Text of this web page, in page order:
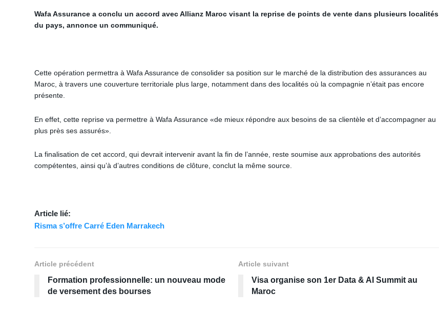
Wafa Assurance a conclu un accord avec Allianz Maroc visant la reprise de points de vente dans plusieurs localités
du pays, annonce un communiqué.
Cette opération permettra à Wafa Assurance de consolider sa position sur le marché de la distribution des assurances au
Maroc, à travers une couverture territoriale plus large, notamment dans des localités où la compagnie n’était pas encore
présente.
En effet, cette reprise va permettre à Wafa Assurance «de mieux répondre aux besoins de sa clientèle et d’accompagner au
plus près ses assurés».
La finalisation de cet accord, qui devrait intervenir avant la fin de l’année, reste soumise aux approbations des autorités
compétentes, ainsi qu’à d’autres conditions de clôture, conclut la même source.
Article lié:
Risma s’offre Carré Eden Marrakech
Article précédent
Formation professionnelle: un nouveau mode
de versement des bourses
Article suivant
Visa organise son 1er Data & AI Summit au
Maroc